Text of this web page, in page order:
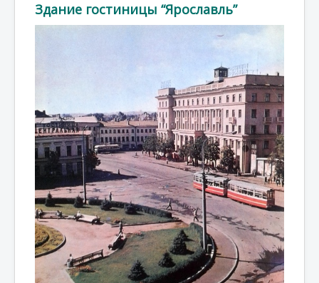
Здание гостиницы “Ярославль”